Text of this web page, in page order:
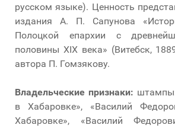
русском языке). Ценность
издания А. П. Сапунова
Полоцкой епархии с
половины XIX века» (Витебск,
автора П. Гомзякову.
Владельческие признаки:
в Хабаровке», «Василий
Хабаровке», «Василий